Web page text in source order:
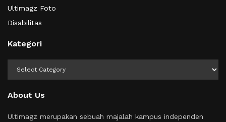
Ultimagz Foto
Disabilitas
Kategori
About Us
Ultimagz merupakan sebuah majalah kampus independen